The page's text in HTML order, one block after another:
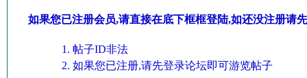
如果您已注册会员,请直接在底下框框登陆,如还没注册请
帖子ID非法
如果您已注册,请先登录论坛即可游览帖子